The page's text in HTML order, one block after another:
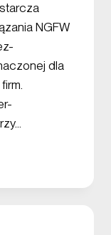
NGFW
dla